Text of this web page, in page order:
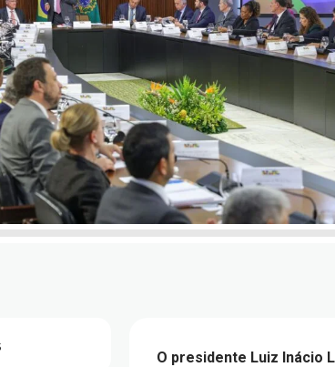
O presidente Luiz Inácio